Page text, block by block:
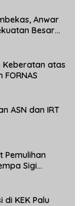
Anwar
Besar
Keberatan atas
ASN dan IRT
Pemulihan
Sigi
KEK Palu